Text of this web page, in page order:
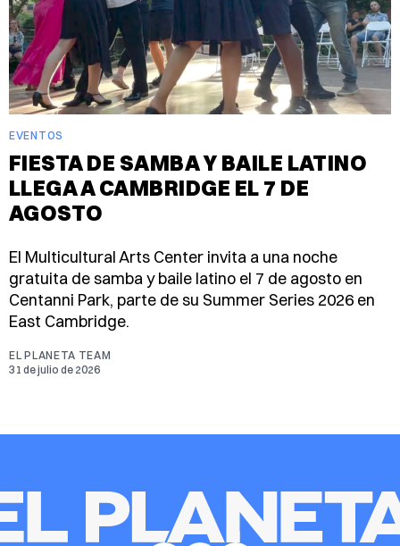
EVENTOS
FIESTA DE SAMBA Y BAILE LATINO
LLEGA A CAMBRIDGE EL 7 DE
AGOSTO
El Multicultural Arts Center invita a una noche
gratuita de samba y baile latino el 7 de agosto en
Centanni Park, parte de su Summer Series 2026 en
East Cambridge.
EL PLANETA TEAM
31 de julio de 2026